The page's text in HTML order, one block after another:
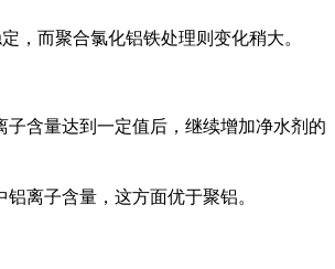
，而聚合氯化铝铁处理则变化稍大。
含量达到一定值后，继续增加净水剂的
离子含量，这方面优于聚铝。